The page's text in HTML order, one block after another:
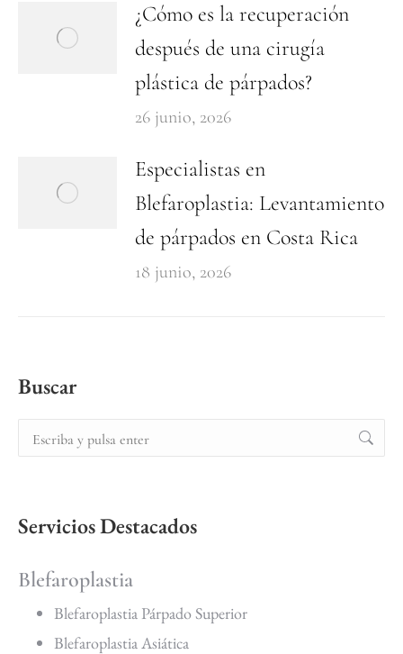
¿Cómo es la recuperación
después de una cirugía
plástica de párpados?
26 junio, 2026
Especialistas en
Blefaroplastia: Levantamiento
de párpados en Costa Rica
18 junio, 2026
Buscar
Servicios Destacados
Blefaroplastia
Blefaroplastia Párpado Superior
Blefaroplastia Asiática